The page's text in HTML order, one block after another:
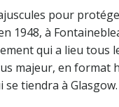
pour
1948, à
qui a lieu
majeur, en format
tiendra à Glasgow.